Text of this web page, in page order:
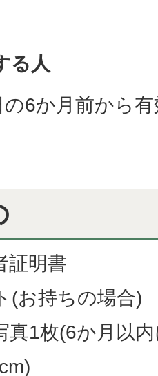
る人
6か月前から
証明書
(お持ちの場合)
真1枚(6か月以